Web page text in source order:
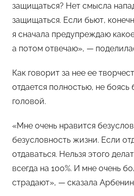
защищаться? Нет смысла
защищаться. Если бьют,
я сначала предупреждаю
а потом отвечаю», —
Как говорит за нее ее
отдается полностью, не боясь
головой.
«Мне очень нравится
безусловность жизни. Если
отдаваться. Нельзя этого
всегда на 100%. И мне очень
страдают», — сказала